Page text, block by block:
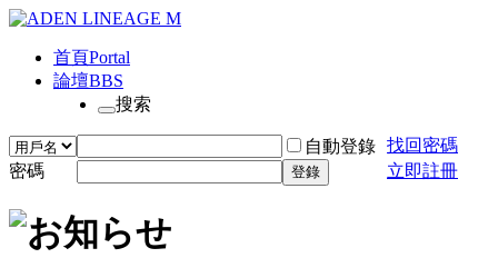
首頁Portal
論壇BBS
搜索
自動登錄 找回密碼
密碼
登錄 立即註冊